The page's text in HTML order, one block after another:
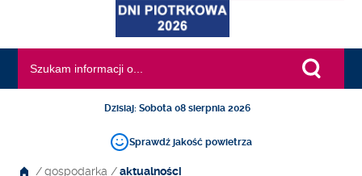
Dzisiaj: Sobota 08 sierpnia 2026
Sprawdź jakość powietrza
/ gospodarka / aktualności